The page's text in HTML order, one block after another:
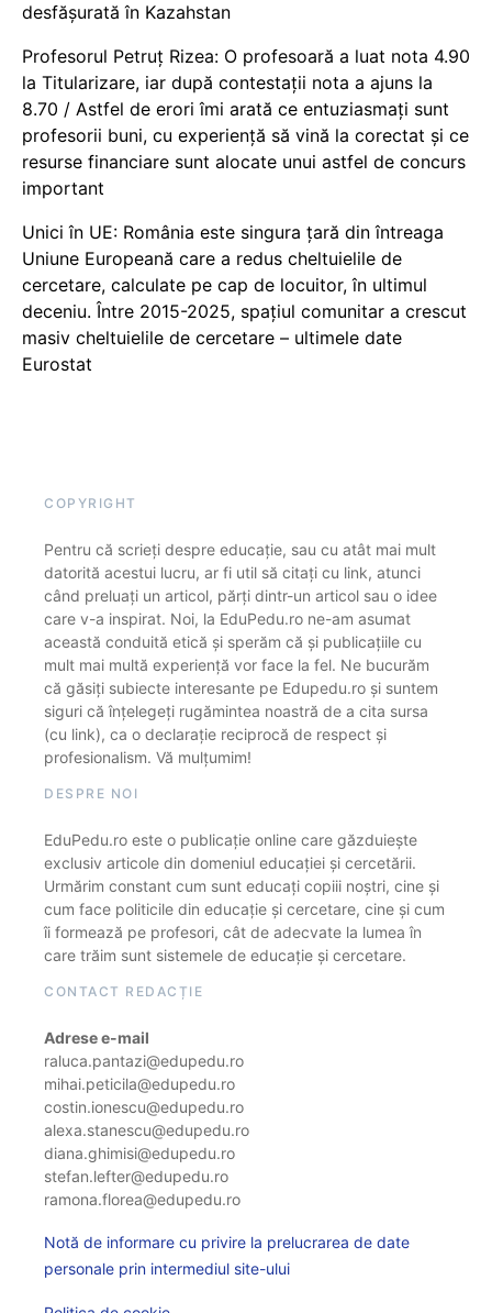
desfășurată în Kazahstan
Profesorul Petruț Rizea: O profesoară a luat nota 4.90
la Titularizare, iar după contestații nota a ajuns la
8.70 / Astfel de erori îmi arată ce entuziasmați sunt
profesorii buni, cu experiență să vină la corectat și ce
resurse financiare sunt alocate unui astfel de concurs
important
Unici în UE: România este singura țară din întreaga
Uniune Europeană care a redus cheltuielile de
cercetare, calculate pe cap de locuitor, în ultimul
deceniu. Între 2015-2025, spațiul comunitar a crescut
masiv cheltuielile de cercetare – ultimele date
Eurostat
COPYRIGHT
Pentru că scrieți despre educație, sau cu atât mai mult
datorită acestui lucru, ar fi util să citați cu link, atunci
când preluați un articol, părți dintr-un articol sau o idee
care v-a inspirat. Noi, la EduPedu.ro ne-am asumat
această conduită etică și sperăm că și publicațiile cu
mult mai multă experiență vor face la fel. Ne bucurăm
că găsiți subiecte interesante pe Edupedu.ro și suntem
siguri că înțelegeți rugămintea noastră de a cita sursa
(cu link), ca o declarație reciprocă de respect și
profesionalism. Vă mulțumim!
DESPRE NOI
EduPedu.ro este o publicație online care găzduiește
exclusiv articole din domeniul educației și cercetării.
Urmărim constant cum sunt educați copiii noștri, cine și
cum face politicile din educație și cercetare, cine și cum
îi formează pe profesori, cât de adecvate la lumea în
care trăim sunt sistemele de educație și cercetare.
CONTACT REDACȚIE
Adrese e-mail
raluca.pantazi@edupedu.ro
mihai.peticila@edupedu.ro
costin.ionescu@edupedu.ro
alexa.stanescu@edupedu.ro
diana.ghimisi@edupedu.ro
stefan.lefter@edupedu.ro
ramona.florea@edupedu.ro
Notă de informare cu privire la prelucrarea de date
personale prin intermediul site-ului